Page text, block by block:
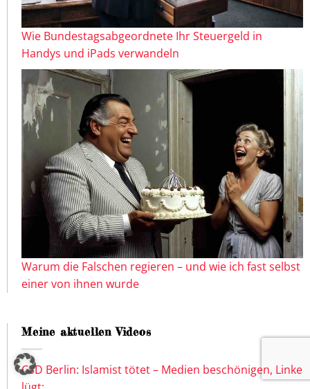
Wie Bundestagsabgeordnete Ihr Steuergeld in
Handys und iPads verwandeln
Warum die Falschen regieren – und wie ich fast selbst
einer von ihnen wurde
Meine aktuellen Videos
CSD Berlin: Islamist tötet – Medien beschönigen, Linke